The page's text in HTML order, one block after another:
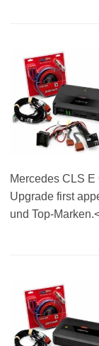
Mercedes CLS
Upgrade first
und Top-